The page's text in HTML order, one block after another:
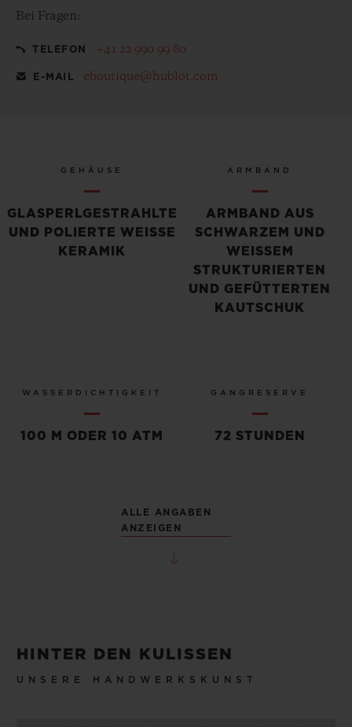
Bei Fragen:
TELEFON +41 22 990 99 80
E-MAIL eboutique@hublot.com
GEHÄUSE
GLASPERLGESTRAHLTE
UND POLIERTE WEISSE K
ERAMIK
ARMBAND
ARMBAND AUS
SCHWARZEM UND
WEISSEM S
TRUKTURIERTEN U
ND GEFÜTTERTEN K
AUTSCHUK
WASSERDICHTIGKEIT
100 M ODER 10 ATM
GANGRESERVE
72 STUNDEN
ALLE ANGABEN
ANZEIGEN
HINTER DEN KULISSEN
UNSERE HANDWERKSKUNST